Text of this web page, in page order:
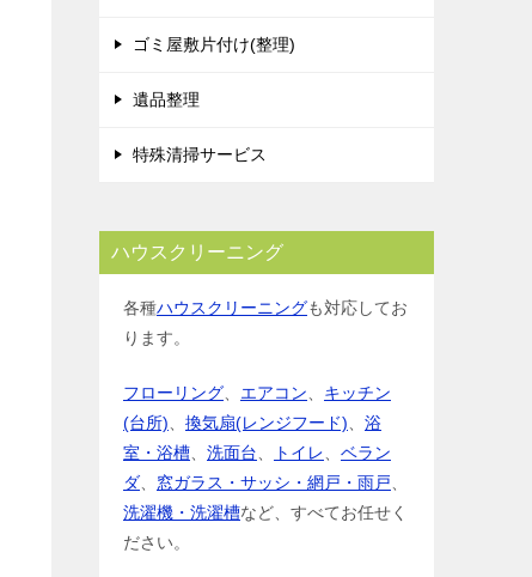
ゴミ屋敷片付け(整理)
遺品整理
特殊清掃サービス
ハウスクリーニング
各種ハウスクリーニングも対応してお
ります。
フローリング エアコン
キッチン
(台所)
換気扇(レンジフード)
浴
室・浴槽
洗面台 トイレ
ベラン
ダ
窓ガラス・サッシ・網戸・雨戸
洗濯機・洗濯槽など、すべてお任せく
ださい。